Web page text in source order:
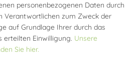
personenbezogenen Daten durch
Verantwortlichen zum Zweck der
auf Grundlage Ihrer durch das
erteilten Einwilligung. Unsere
Sie hier.